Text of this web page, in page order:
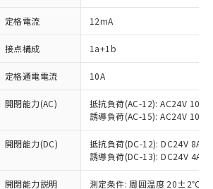
定格電流 12mA
接点構成 1a+1b
定格通電電流 10A
開閉能力(AC)
抵抗負荷(AC-12): AC24V 10A/
誘導負荷(AC-15): AC24V
開閉能力(DC)
抵抗負荷(DC-12): DC24V 8A/
誘導負荷(DC-13): DC24V 4A/
開閉能力説明 測定条件: 周囲温度 20±2℃、
条件
をお読みいただき、同意のうえ
況
み：EU RoHS指令（10物質）の
応した製品が提供可能な商品で
EU RoHS指令（10物質）の非含
た製品に切り替える予定のある
し：EU RoHS指令（10物質）の
対応の商品で、対応品を出す予